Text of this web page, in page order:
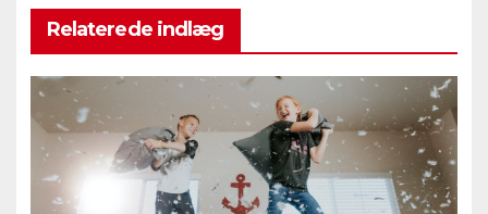
Relaterede indlæg